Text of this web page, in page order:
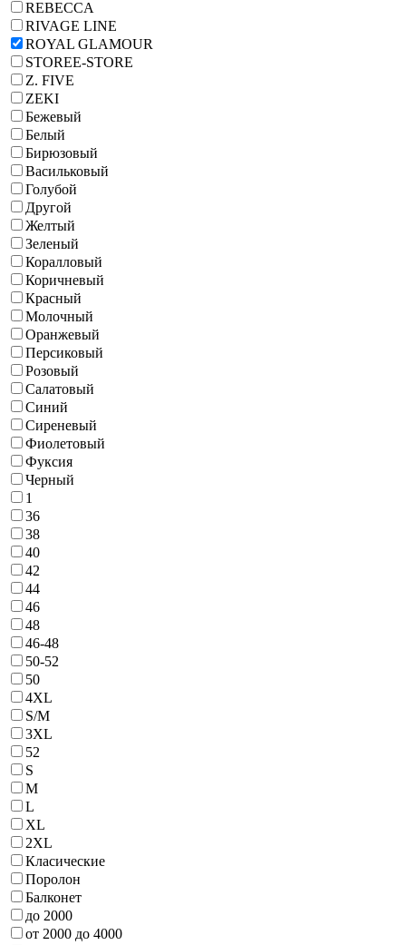
REBECCA
RIVAGE LINE
ROYAL GLAMOUR
STOREE-STORE
Z. FIVE
ZEKI
Бежевый
Белый
Бирюзовый
Васильковый
Голубой
Другой
Желтый
Зеленый
Коралловый
Коричневый
Красный
Молочный
Оранжевый
Персиковый
Розовый
Салатовый
Синий
Сиреневый
Фиолетовый
Фуксия
Черный
1
36
38
40
42
44
46
48
46-48
50-52
50
4ХL
S/M
3XL
52
S
M
L
XL
2XL
Класические
Поролон
Балконет
до 2000
от 2000 до 4000